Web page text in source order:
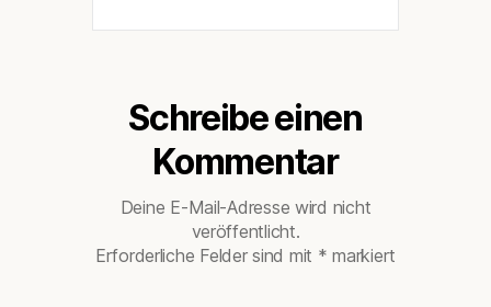
Schreibe einen
Kommentar
Deine E-Mail-Adresse wird nicht
veröffentlicht.
Erforderliche Felder sind mit * markiert